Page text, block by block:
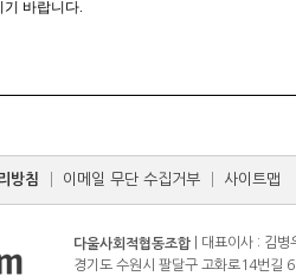
기 바랍니다.
방침 이메일 무단 수집거부 사이트맵
다울사회적협동조합 | 대표이사 : 김
경기도 수원시 팔달구 고화로14번